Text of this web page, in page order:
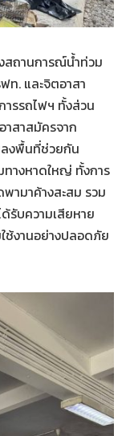
สถานการณ์น้ำท่วม
ท. และจิตอาสา
รรถไฟฯ ทั้งส่วน
สาสมัครจาก
งพื้นที่ช่วยกัน
างหาดใหญ่ ทั้งการ
ามาค้างสะสม รวม
รับความเสียหาย
งานอย่างปลอดภัย